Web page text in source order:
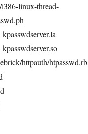
linux-thread-
httpauth/htpasswd.rb